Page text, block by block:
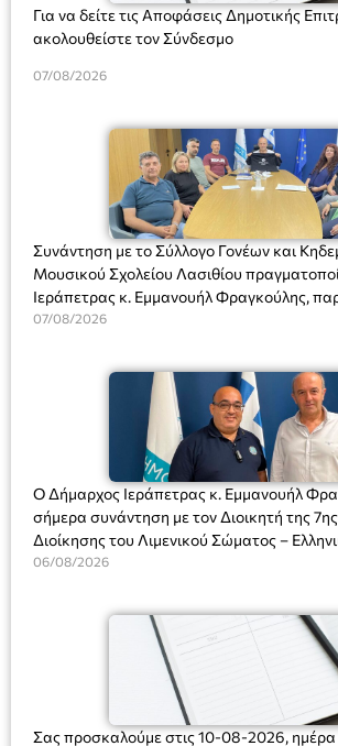
Για να δείτε τις Αποφάσεις Δημοτικής
ακολουθείστε τον Σύνδεσμο
07/08/2026
Συνάντηση με το Σύλλογο Γονέων και
Μουσικού Σχολείου Λασιθίου
Ιεράπετρας κ. Εμμανουήλ Φραγκούλης,
Διευθύντριας του σχολείου κας Μαριάννας
07/08/2026
Ο Δήμαρχος Ιεράπετρας κ. Εμμανουήλ
σήμερα συνάντηση με τον Διοικητή της
Διοίκησης του Λιμενικού Σώματος –
Ακτοφυλακής (Λ.Σ.-ΕΛ.ΑΚΤ.), Αρχιπλοίαρχο
06/08/2026
Σας προσκαλούμε στις 10-08-2026, ημέρα